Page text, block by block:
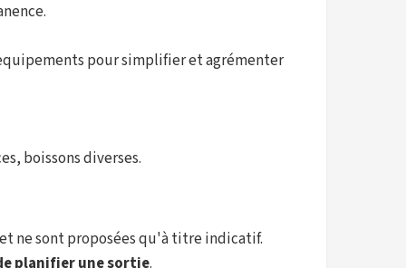
pour simplifier et agrémenter
boissons diverses.
ne sont proposées qu'à titre indicatif.
planifier une sortie.